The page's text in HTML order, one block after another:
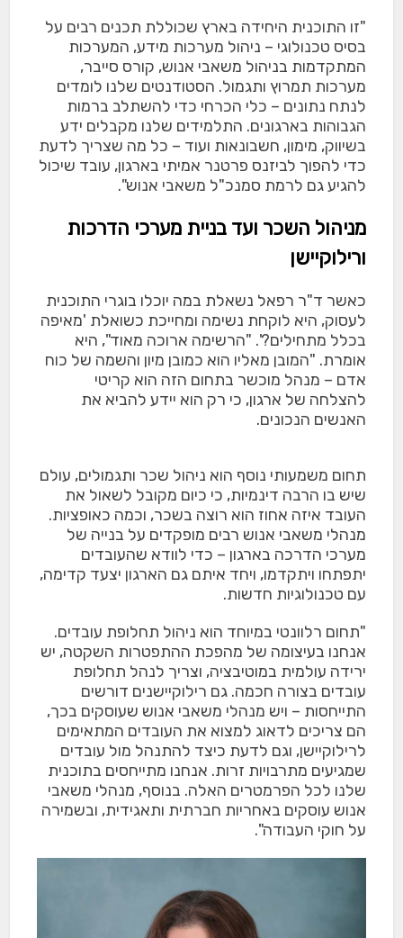
"זו התוכנית היחידה בארץ שכוללת תכנים רבים על
בסיס טכנולוגי – ניהול מערכות מידע, המערכות
המתקדמות בניהול משאבי אנוש, קורס סייבר,
מערכות תמרוץ ותגמול. הסטודנטים שלנו לומדים
לנתח נתונים – כלי הכרחי כדי להשתלב ברמות
הגבוהות בארגונים. התלמידים שלנו מקבלים ידע
בשיווק, מימון, חשבונאות ועוד – כל מה שצריך לדעת
כדי להפוך לביזנס פרטנר אמיתי בארגון, עובד שיכול
להגיע גם לרמת סמנכ"ל משאבי אנוש".
מניהול השכר ועד בניית מערכי הדרכות
ורילוקיישן
כאשר ד"ר רפאל נשאלת במה יוכלו בוגרי התוכנית
לעסוק, היא לוקחת נשימה ומחייכת כשואלת 'מאיפה
בכלל מתחילים?'. "הרשימה ארוכה מאוד", היא
אומרת. "המובן מאליו הוא כמובן מיון והשמה של כוח
אדם – מנהל מוכשר בתחום הזה הוא קריטי
להצלחה של ארגון, כי רק הוא יידע להביא את
האנשים הנכונים.
תחום משמעותי נוסף הוא ניהול שכר ותגמולים, עולם
שיש בו הרבה דינמיות, כי כיום מקובל לשאול את
העובד איזה אחוז הוא רוצה בשכר, וכמה כאופציות.
מנהלי משאבי אנוש רבים מופקדים על בנייה של
מערכי הדרכה בארגון – כדי לוודא שהעובדים
יתפתחו ויתקדמו, ויחד איתם גם הארגון יצעד קדימה,
עם טכנולוגיות חדשות.
"תחום רלוונטי במיוחד הוא ניהול תחלופת עובדים.
אנחנו בעיצומה של מהפכת ההתפטרות השקטה, יש
ירידה עולמית במוטיבציה, וצריך לנהל תחלופת
עובדים בצורה חכמה. גם רילוקיישנים דורשים
התייחסות – ויש מנהלי משאבי אנוש שעוסקים בכך,
הם צריכים לדאוג למצוא את העובדים המתאימים
לרילוקיישן, וגם לדעת כיצד להתנהל מול עובדים
שמגיעים מתרבויות זרות. אנחנו מתייחסים בתוכנית
שלנו לכל הפרמטרים האלה. בנוסף, מנהלי משאבי
אנוש עוסקים באחריות חברתית ותאגידית, ובשמירה
על חוקי העבודה".